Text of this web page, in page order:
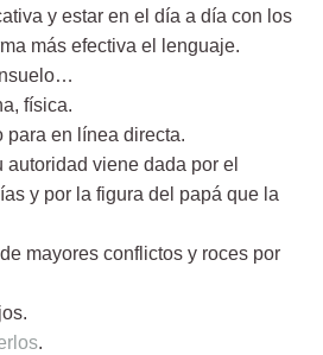
y estar en el día a día con los
más efectiva el lenguaje.
, física.
para en línea directa.
autoridad viene dada por el
y por la figura del papá que la
de mayores conflictos y roces por
.